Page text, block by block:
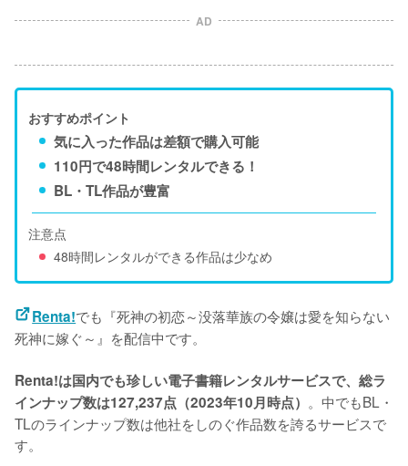
AD
おすすめポイント
気に入った作品は差額で購入可能
110円で48時間レンタルできる！
BL・TL作品が豊富
注意点
48時間レンタルができる作品は少なめ
Renta!でも『死神の初恋～没落華族の令嬢は愛を知らない
死神に嫁ぐ～』を配信中です。
Renta!は国内でも珍しい電子書籍レンタルサービスで、総ラ
インナップ数は127,237点（2023年10月時点） 。中でもBL・
TLのラインナップ数は他社をしのぐ作品数を誇るサービスで
す。